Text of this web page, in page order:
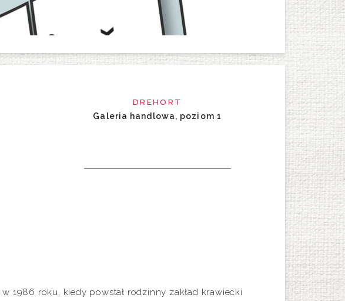
DREHORT
Galeria handlowa, poziom 1
1986 roku, kiedy powstał rodzinny zakład krawiecki